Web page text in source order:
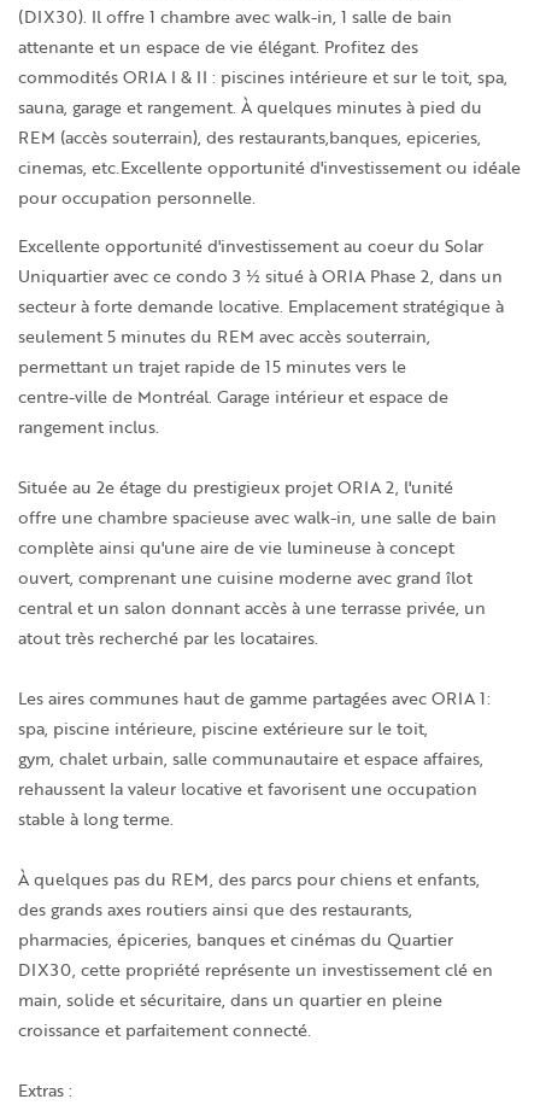
(DIX30). Il offre 1 chambre avec walk-in, 1 salle de bain
attenante et un espace de vie élégant. Profitez des
commodités ORIA I & II : piscines intérieure et sur le toit, spa,
sauna, garage et rangement. À quelques minutes à pied du
REM (accès souterrain), des restaurants,banques, epiceries,
cinemas, etc.Excellente opportunité d'investissement ou idéale
pour occupation personnelle.
Excellente opportunité d'investissement au coeur du Solar
Uniquartier avec ce condo 3 ½ situé à ORIA Phase 2, dans un
secteur à forte demande locative. Emplacement stratégique à
seulement 5 minutes du REM avec accès souterrain,
permettant un trajet rapide de 15 minutes vers le
centre-ville de Montréal. Garage intérieur et espace de
rangement inclus.
Située au 2e étage du prestigieux projet ORIA 2, l'unité
offre une chambre spacieuse avec walk-in, une salle de bain
complète ainsi qu'une aire de vie lumineuse à concept
ouvert, comprenant une cuisine moderne avec grand îlot
central et un salon donnant accès à une terrasse privée, un
atout très recherché par les locataires.
Les aires communes haut de gamme partagées avec ORIA 1:
spa, piscine intérieure, piscine extérieure sur le toit,
gym, chalet urbain, salle communautaire et espace affaires,
rehaussent la valeur locative et favorisent une occupation
stable à long terme.
À quelques pas du REM, des parcs pour chiens et enfants,
des grands axes routiers ainsi que des restaurants,
pharmacies, épiceries, banques et cinémas du Quartier
DIX30, cette propriété représente un investissement clé en
main, solide et sécuritaire, dans un quartier en pleine
croissance et parfaitement connecté.
Extras :